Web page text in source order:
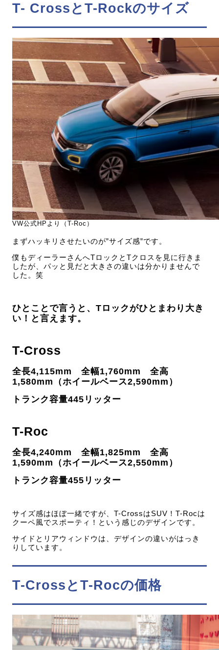
T- CrossとT-Rockのサイズ
VW公式HPより（T-Roc）
まずハッキリさせたいのが”サイズ感”です。
僕もディーラーさんへTロックとTクロスを見に行きま
したが、パッと見だと大きさの違いは分かりませんで
した。笑
ひとことで言うと、Tロックがひとまわり大き
い！と言えます。
T-Cross
全長4,115mm 全幅1,760mm 全高
1,580mm（ホイールベース2,590mm）
トランク容量445リッター
T-Roc
全長4,240mm 全幅1,825mm 全高
1,590mm（ホイールベース2,550mm）
トランク容量455リッター
サイズ感はほぼ一緒ですが、T-CrossはSUV！T-Rocは
クーペ風でスポーティ！という感じのデザインです。
サイドとリアウィンドウは、デザインの違いがはっき
りしています。
T-CrossとT-Rocの価格